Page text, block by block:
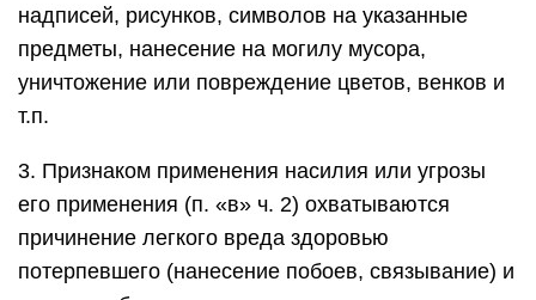
надписей, рисунков, символов на указанные
предметы, нанесение на могилу мусора,
уничтожение или повреждение цветов, венков и
т.п.
3. Признаком применения насилия или угрозы
его применения (п. «в» ч. 2) охватываются
причинение легкого вреда здоровью
потерпевшего (нанесение побоев, связывание) и